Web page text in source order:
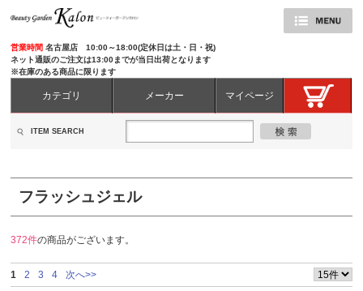
営業時間名古屋店 10:00～18:00(定休日は土・日・祝)
ネット通販のご注文は13:00までが当日出荷となります
※在庫のある商品に限ります
カテゴリ メーカー マイページ
ITEM SEARCH
フラッシュジェル
372件の商品がございます。
1 2 3 4 次へ>>